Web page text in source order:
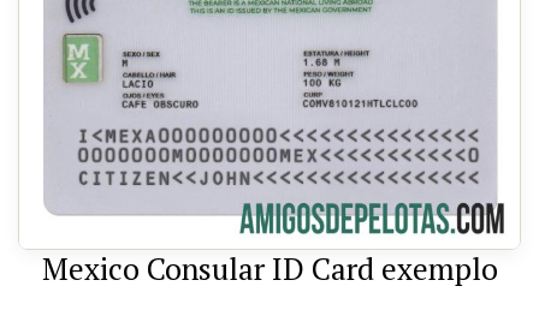
Mexico Consular ID Card exemplo